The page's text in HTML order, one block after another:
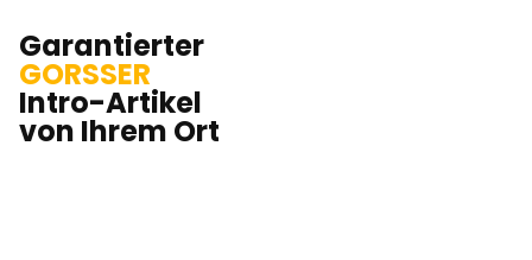
Garantierter
GORSSER
Intro-Artikel
von Ihrem Ort